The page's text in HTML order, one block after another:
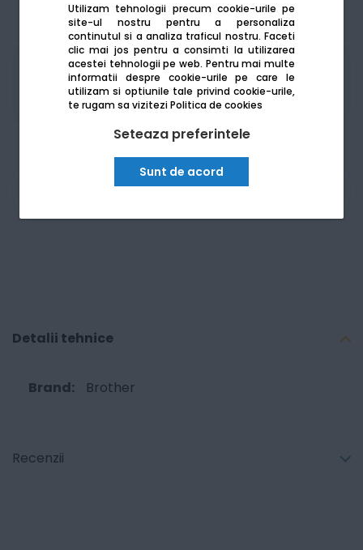
Utilizam tehnologii precum cookie-urile pe
site-ul nostru pentru a personaliza
continutul si a analiza traficul nostru. Faceti
clic mai jos pentru a consimti la utilizarea
acestei tehnologii pe web. Pentru mai multe
informatii despre cookie-urile pe care le
utilizam si optiunile tale privind cookie-urile,
te rugam sa viziteziPolitica de cookies
Seteaza preferintele
Sunt de acord
Produsele sunt disponibile pe platforma de
achizitii publiceSEAP/SICAP
Am nevoie de ajutor
Detalii tehnice
Brother
Recenzii